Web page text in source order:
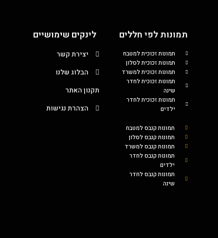
תמונות לפי חללים
תמונות זכוכית למטבח
תמונות זכוכית לסלון
תמונות זכוכית למשרד
תמונות זכוכית לחדר
שינה
תמונות זכוכית לחדר
ילדים
תמונות קנבס למטבח
תמונות קנבס לסלון
תמונות קנבס למשרד
תמונות קנבס לחדר
ילדים
תמונות קנבס לחדר
שינה
לינקים שימושיים
יצירת קשר
הבלוג שלנו
תקנון האתר
הצהרת נגישות